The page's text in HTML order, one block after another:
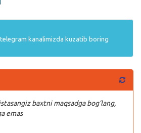
telegram kanalimizda kuzatib boring
baxtni maqsadga bog’lang,
emas